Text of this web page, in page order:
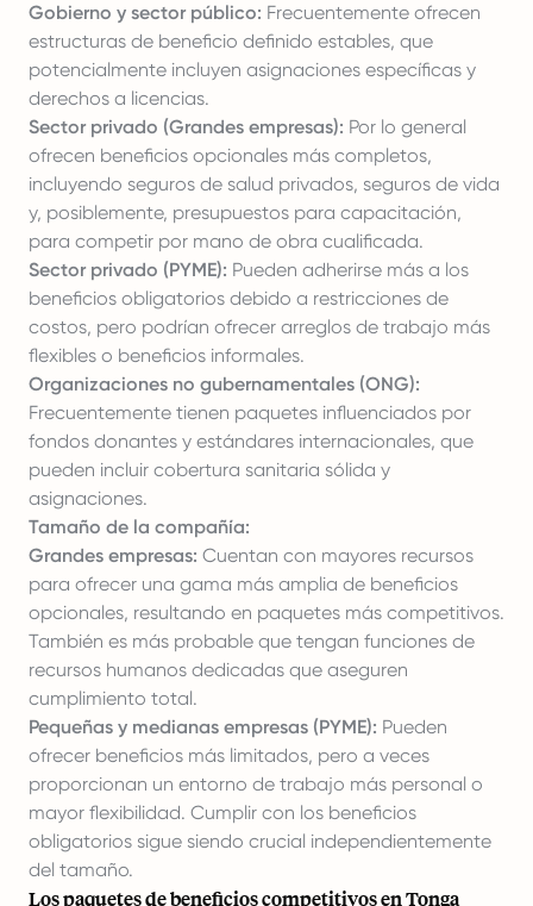
Gobierno y sector público: Frecuentemente ofrecen
estructuras de beneficio definido estables, que
potencialmente incluyen asignaciones específicas y
derechos a licencias.
Sector privado (Grandes empresas): Por lo general
ofrecen beneficios opcionales más completos,
incluyendo seguros de salud privados, seguros de vida
y, posiblemente, presupuestos para capacitación,
para competir por mano de obra cualificada.
Sector privado (PYME): Pueden adherirse más a los
beneficios obligatorios debido a restricciones de
costos, pero podrían ofrecer arreglos de trabajo más
flexibles o beneficios informales.
Organizaciones no gubernamentales (ONG):
Frecuentemente tienen paquetes influenciados por
fondos donantes y estándares internacionales, que
pueden incluir cobertura sanitaria sólida y
asignaciones.
Tamaño de la compañía:
Grandes empresas: Cuentan con mayores recursos
para ofrecer una gama más amplia de beneficios
opcionales, resultando en paquetes más competitivos.
También es más probable que tengan funciones de
recursos humanos dedicadas que aseguren
cumplimiento total.
Pequeñas y medianas empresas (PYME): Pueden
ofrecer beneficios más limitados, pero a veces
proporcionan un entorno de trabajo más personal o
mayor flexibilidad. Cumplir con los beneficios
obligatorios sigue siendo crucial independientemente
del tamaño.
Los paquetes de beneficios competitivos en Tonga